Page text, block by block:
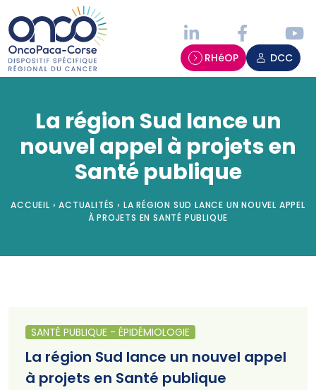
RHéOP DCC
La région Sud lance un
nouvel appel à projets en
Santé publique
ACCUEIL › ACTUALITÉS › LA RÉGION SUD LANCE UN NOUVEL APPEL
À PROJETS EN SANTÉ PUBLIQUE
SANTÉ PUBLIQUE - ÉPIDÉMIOLOGIE
La région Sud lance un nouvel appel
à projets en Santé publique
Panneau de gestion des cookies